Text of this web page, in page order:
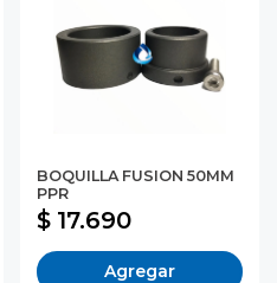
BOQUILLA FUSION 50MM
PPR
$ 17.690
Agregar